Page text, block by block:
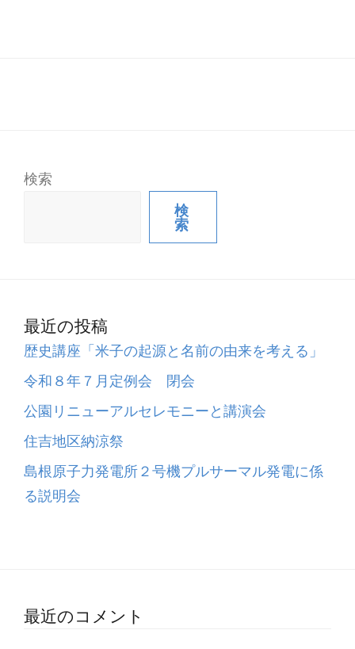
検索
検
索
最近の投稿
歴史講座「米子の起源と名前の由来を考える」
令和８年７月定例会 閉会
公園リニューアルセレモニーと講演会
住吉地区納涼祭
島根原子力発電所２号機プルサーマル発電に係
る説明会
最近のコメント